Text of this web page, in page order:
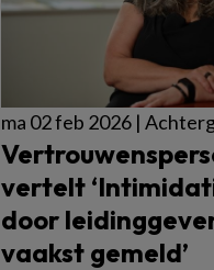
ma 02 feb 2026 |
vertelt
door
vaakst gemeld’